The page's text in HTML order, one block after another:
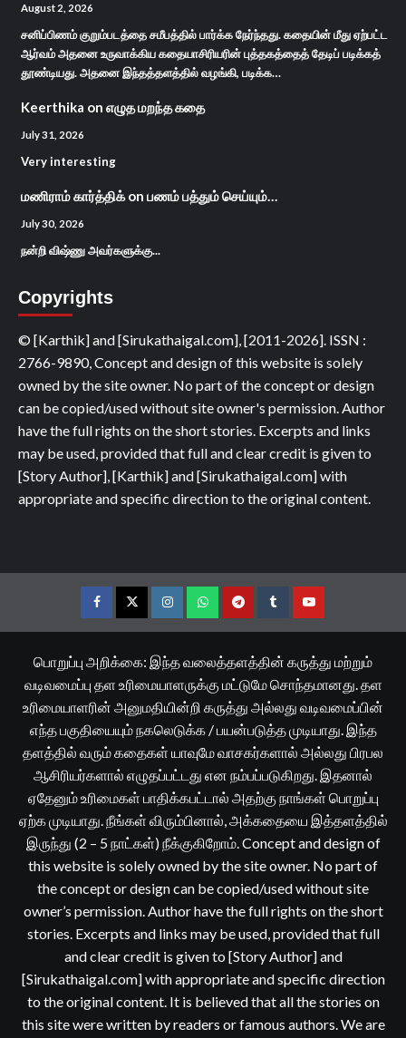
August 2, 2026
சனிப்பிணம் குறும்படத்தை சமீபத்தில் பார்க்க நேர்ந்தது. கதையின் மீது ஏற்பட்ட
ஆர்வம் அதனை உருவாக்கிய கதையாசிரியரின் புத்தகத்தைத் தேடிப் படிக்கத்
தூண்டியது. அதனை இந்தத்தளத்தில் வழங்கி, படிக்க…
Keerthika on எழுத மறந்த கதை
July 31, 2026
Very interesting
மணிராம் கார்த்திக்on பணம் பத்தும் செய்யும்…
July 30, 2026
நன்றி விஷ்ணு அவர்களுக்கு...
Copyrights
© [Karthik] and [Sirukathaigal.com], [2011-2026]. ISSN :
2766-9890, Concept and design of this website is solely
owned by the site owner. No part of the concept or design
can be copied/used without site owner's permission. Author
have the full rights on the short stories. Excerpts and links
may be used, provided that full and clear credit is given to
[Story Author], [Karthik] and [Sirukathaigal.com] with
appropriate and specific direction to the original content.
FacebookTwitterInstagramWhatsappTelegramTumblrYouTube
பொறுப்பு அறிக்கை: இந்த வலைத்தளத்தின் கருத்து மற்றும்
வடிவமைப்பு தள உரிமையாளருக்கு மட்டுமே சொந்தமானது. தள
உரிமையாளரின் அனுமதியின்றி கருத்து அல்லது வடிவமைப்பின்
எந்த பகுதியையும் நகலெடுக்க / பயன்படுத்த முடியாது. இந்த
தளத்தில் வரும் கதைகள் யாவுமே வாசகர்களால் அல்லது பிரபல
ஆசிரியர்களால் எழுதப்பட்டது என நம்பப்படுகிறது. இதனால்
ஏதேனும் உரிமைகள் பாதிக்கபட்டால் அதற்கு நாங்கள் பொறுப்பு
ஏற்க முடியாது. நீங்கள் விரும்பினால், அக்கதையை இத்தளத்தில்
இருந்து (2 – 5 நாட்கள்) நீக்குகிறோம். Concept and design of
this website is solely owned by the site owner. No part of
the concept or design can be copied/used without site
owner’s permission. Author have the full rights on the short
stories. Excerpts and links may be used, provided that full
and clear credit is given to [Story Author] and
[Sirukathaigal.com] with appropriate and specific direction
to the original content. It is believed that all the stories on
this site were written by readers or famous authors. We are